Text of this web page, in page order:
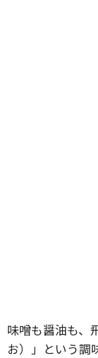
味噌も醤油も、
お）」という調